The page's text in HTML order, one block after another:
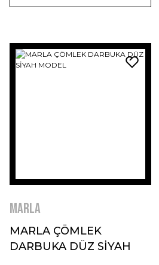
MARLA
MARLA ÇÖMLEK
DARBUKA DÜZ SİYAH